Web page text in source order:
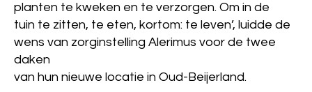
planten te kweken en te verzorgen. Om in de
tuin te zitten, te eten, kortom: te leven’, luidde de
wens van zorginstelling Alerimus voor de twee
daken
van hun nieuwe locatie in Oud-Beijerland.